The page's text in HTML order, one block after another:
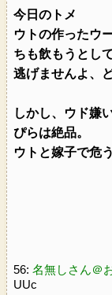
今日のトメ
ウトの作ったウ
ちも飲もうとし
逃げませんよ、
しかし、ウド嫌
ぴらは絶品。
ウトと嫁子で危
56: 名無しさん＠
UUc